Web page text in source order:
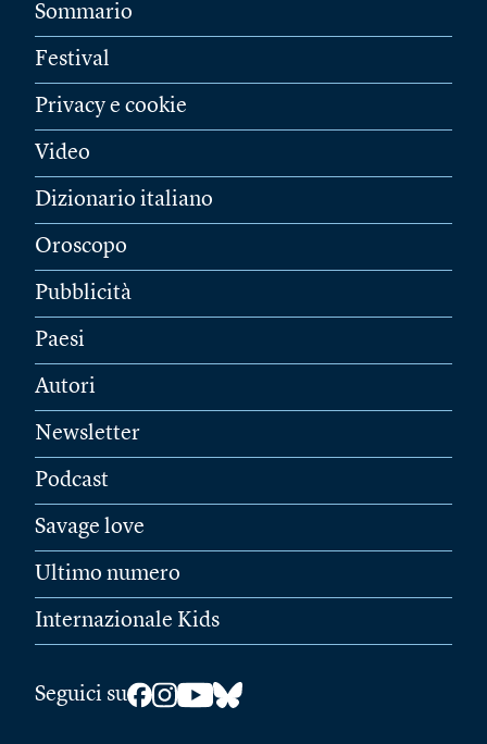
Sommario
Festival
Privacy e cookie
Video
Dizionario italiano
Oroscopo
Pubblicità
Paesi
Autori
Newsletter
Podcast
Savage love
Ultimo numero
Internazionale Kids
Seguici su